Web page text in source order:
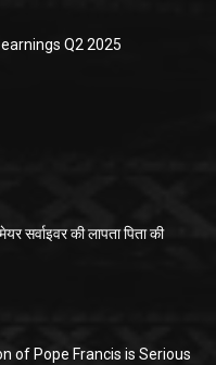
Q2 2025
सर्वाइवर की लापता पिता की
of Pope Francis is Serious